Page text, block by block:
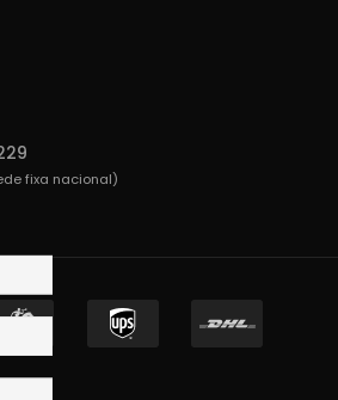
fixa nacional)